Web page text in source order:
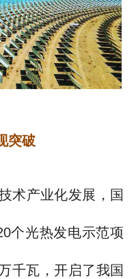
突破
产业化发展，国
个光热发电示范项
千瓦，开启了我国